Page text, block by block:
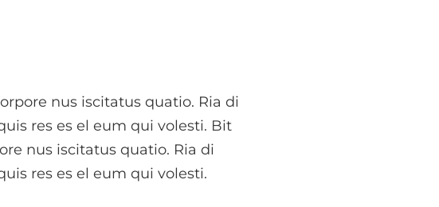
nus iscitatus quatio. Ria di
res es el eum qui volesti. Bit
nus iscitatus quatio. Ria di
res es el eum qui volesti.